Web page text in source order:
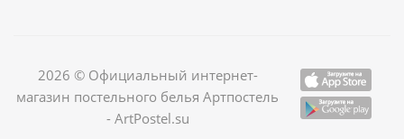
2026 © Официальный интернет-
магазин постельного белья Артпостель
- ArtPostel.su